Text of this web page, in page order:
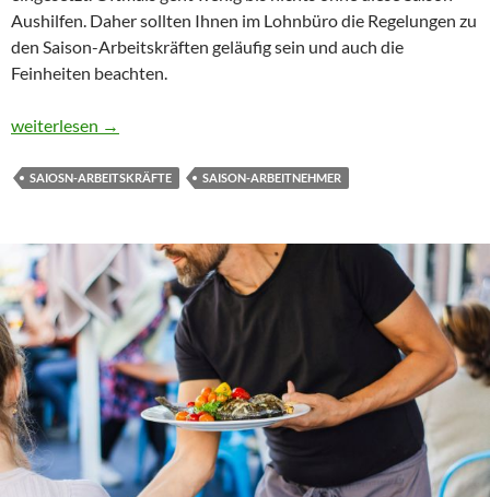
Aushilfen. Daher sollten Ihnen im Lohnbüro die Regelungen zu
den Saison-Arbeitskräften geläufig sein und auch die
Feinheiten beachten.
Saison-Arbeitnehmer in der Lohnabrechnung
weiterlesen →
SAIOSN-ARBEITSKRÄFTE SAISON-ARBEITNEHMER